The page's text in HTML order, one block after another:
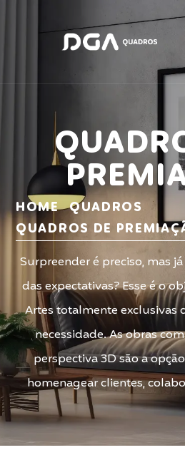
HOME QUADROS
QUADROS DE
Surpreender é preciso, mas
das expectativas? Esse é o
Artes totalmente exclusivas
necessidade. As obras
perspectiva 3D são a
homenagear clientes,